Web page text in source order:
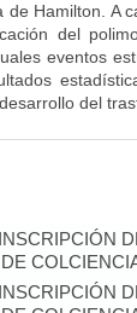
Hamilton. A
del
eventos
del